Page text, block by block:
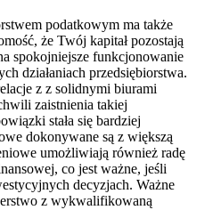
podatkowym ma także
że Twój kapitał pozostają
spokojniejsze funkcjonowanie
działaniach przedsiębiorstwa.
z z solidnymi biurami
zaistnienia takiej
stała się bardziej
dokonywane są z większą
umożliwiają również radę
co jest ważne, jeśli
decyzjach. Ważne
z wykwalifikowaną